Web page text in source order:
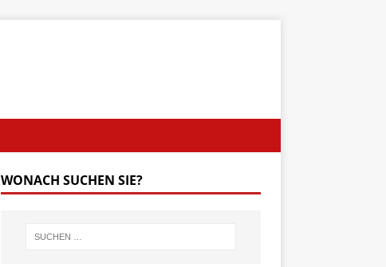
WONACH SUCHEN SIE?